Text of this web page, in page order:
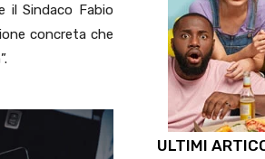
il Sindaco Fabio
concreta che
ULTIMI